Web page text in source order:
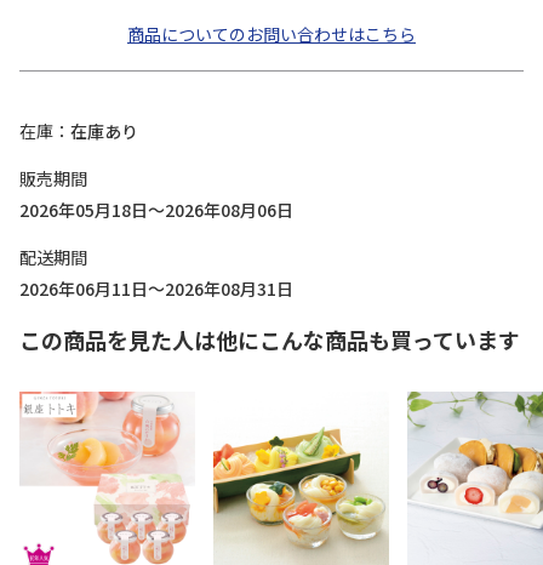
商品についてのお問い合わせはこちら
在庫
在庫あり
販売期間
2026年05月18日～2026年08月06日
配送期間
2026年06月11日～2026年08月31日
この商品を見た人は他にこんな商品も買っています